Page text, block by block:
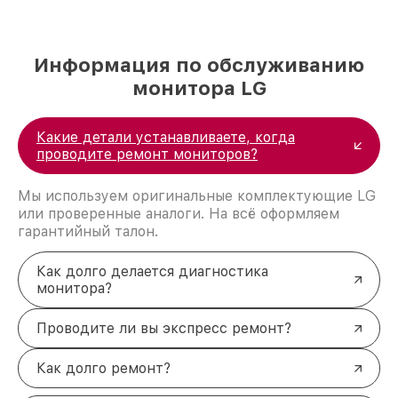
Информация по обслуживанию
монитора LG
Какие детали устанавливаете, когда
проводите ремонт мониторов?
Мы используем оригинальные комплектующие LG
или проверенные аналоги. На всё оформляем
гарантийный талон.
Как долго делается диагностика
монитора?
Проводите ли вы экспресс ремонт?
Как долго ремонт?